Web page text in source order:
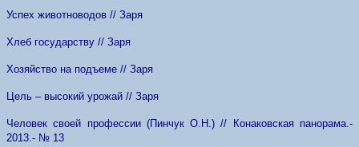
Успех животноводов // Заря
Хлеб государству // Заря
Хозяйство на подъеме // Заря
Цель – высокий урожай // Заря
Человек своей профессии (Пинчук О.Н.) // Конаковская панорама.-
2013.- № 13